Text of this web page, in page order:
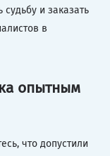
и заказать
в
опытным
что допустили